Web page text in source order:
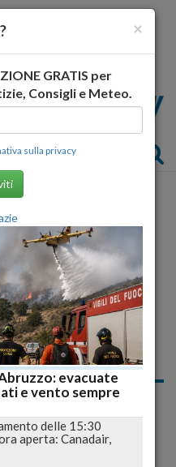
il Suo Dramma:
l'Eutanasia"
×
GRATIS per
Consigli e Meteo.
sulla privacy
evacuate
e vento sempre
delle 15:30
aperta: Canadair,